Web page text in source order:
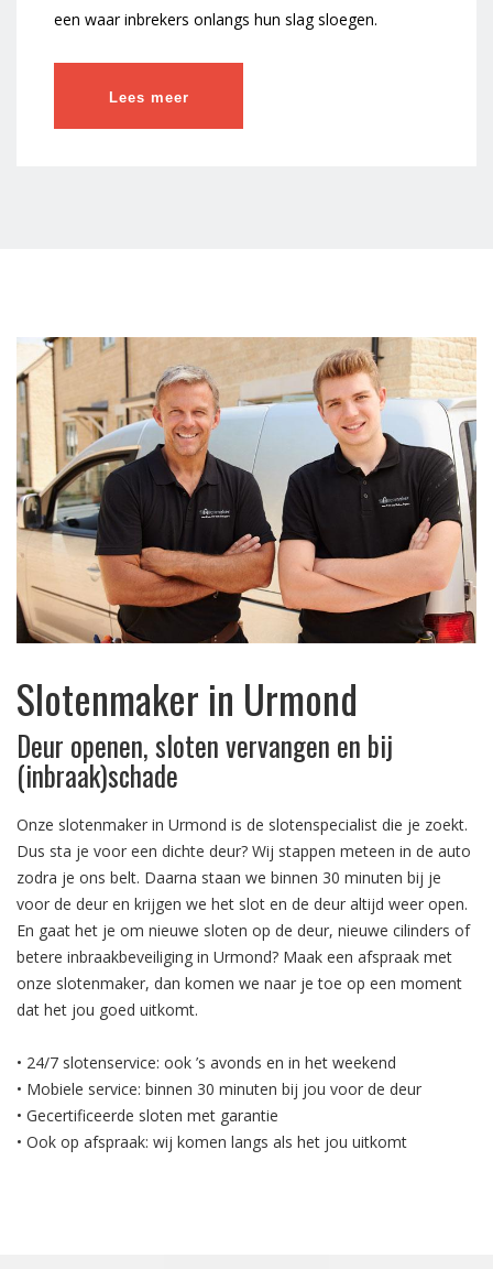
een waar inbrekers onlangs hun slag sloegen.
Lees meer
Slotenmaker in Urmond
Deur openen, sloten vervangen en bij
(inbraak)schade
Onze slotenmaker in Urmond is de slotenspecialist die je zoekt.
Dus sta je voor een dichte deur? Wij stappen meteen in de auto
zodra je ons belt. Daarna staan we binnen 30 minuten bij je
voor de deur en krijgen we het slot en de deur altijd weer open.
En gaat het je om nieuwe sloten op de deur, nieuwe cilinders of
betere inbraakbeveiliging in Urmond? Maak een afspraak met
onze slotenmaker, dan komen we naar je toe op een moment
dat het jou goed uitkomt.
• 24/7 slotenservice: ook ’s avonds en in het weekend
• Mobiele service: binnen 30 minuten bij jou voor de deur
• Gecertificeerde sloten met garantie
• Ook op afspraak: wij komen langs als het jou uitkomt